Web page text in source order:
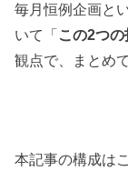
毎月恒例企画と
いて「 この2つ
観点で、まとめ
本記事の構成は